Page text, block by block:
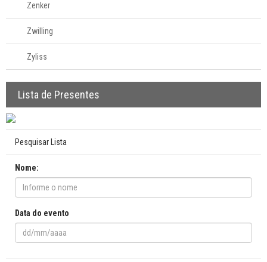
Zenker
Zwilling
Zyliss
Lista de Presentes
Pesquisar Lista
Nome:
Data do evento